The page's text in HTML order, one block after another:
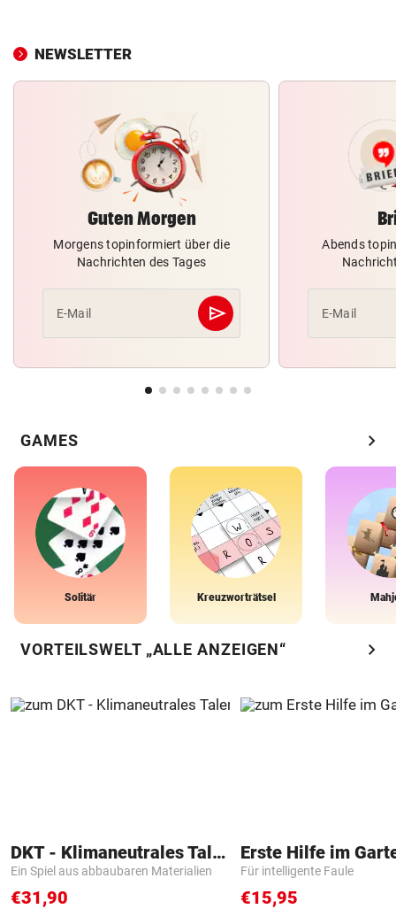
NEWSLETTER
Guten Morgen
Morgens topinformiert über die
Nachrichten des Tages
E-Mail send
Abschicken
Abends
E-Mail
GAMES chevron_right
Solitär Kreuzworträtsel
VORTEILSWELT „ALLE ANZEIGEN“ chevron_right
DKT - Klimaneutrales Talent
Ein Spiel aus abbaubaren Materialien
€31,90
Erste Hilfe im
Für intelligente Faule
€15,95